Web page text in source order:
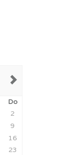
Do
2
9
16
23